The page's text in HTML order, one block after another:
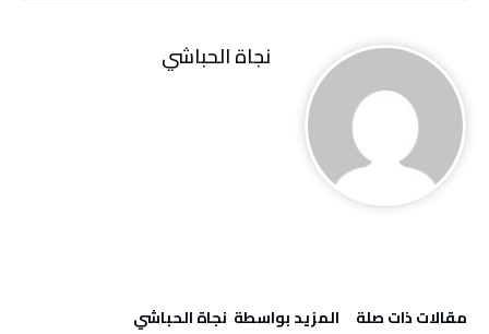
نجاة ‬الحباشي
‫مقالات ذات صلة‬ ‫‫المزيد بواسطة‬ ‬ نجاة ‬الحباشي